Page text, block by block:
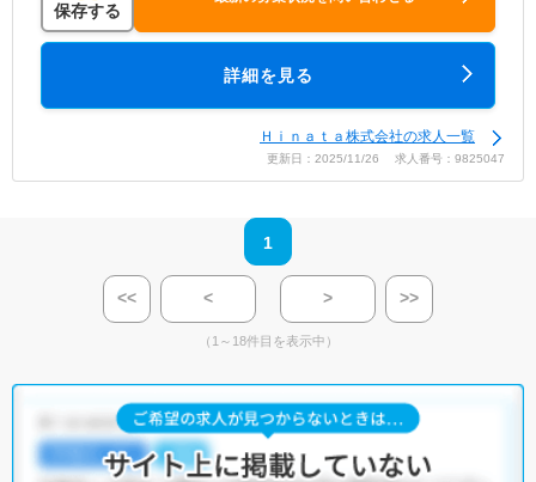
保存する
詳細を見る
Ｈｉｎａｔａ株式会社の求人一覧
更新日：2025/11/26 求人番号：9825047
1
<< < > >>
（1～18件目を表示中）